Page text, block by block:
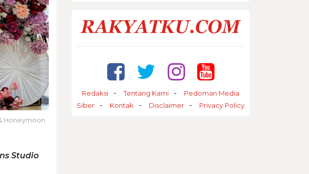
Honeymoon
Studio
Redaksi Tentang Kami
Pedoman Media
Siber
Kontak Disclaimer Privacy Policy